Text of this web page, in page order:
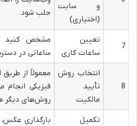
و سایت
(اختیاری)
جلب شود.
7
تعیین
ساعات کاری
مشخص کنید
ساعاتی در
8
انتخاب روش
تأیید
مالکیت
معمولاً از
فیزیکی
روش‌های دیگر
تکمیل
بارگذاری